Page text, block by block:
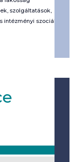
szolgáltatások,
intézményi szociális